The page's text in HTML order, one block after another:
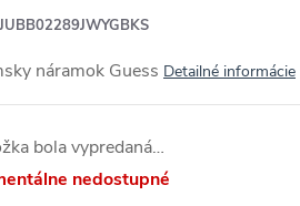
JUBB02289JWYGBKS
náramok Guess Detailné informácie
bola vypredaná…
nedostupné